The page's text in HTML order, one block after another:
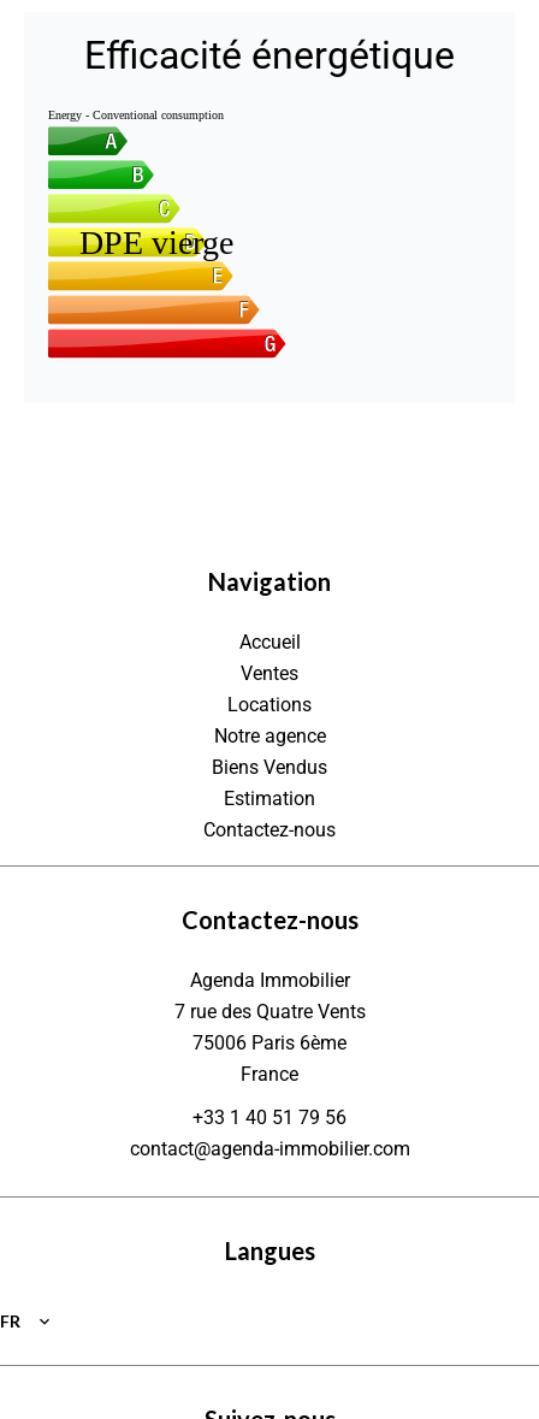
Efficacité énergétique
Navigation
Accueil
Ventes
Locations
Notre agence
Biens Vendus
Estimation
Contactez-nous
Contactez-nous
Agenda Immobilier
7 rue des Quatre Vents
75006 Paris 6ème
France
+33 1 40 51 79 56
contact@agenda-immobilier.com
Langues
FR